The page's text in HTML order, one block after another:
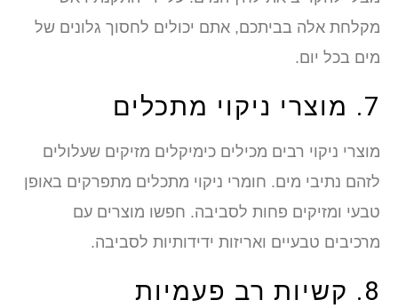
מקלחת אלה בביתכם, אתם יכולים לחסוך גלונים של
מים בכל יום.
7. מוצרי ניקוי מתכלים
מוצרי ניקוי רבים מכילים כימיקלים מזיקים שעלולים
לזהם נתיבי מים. חומרי ניקוי מתכלים מתפרקים באופן
טבעי ומזיקים פחות לסביבה. חפשו מוצרים עם
מרכיבים טבעיים ואריזות ידידותיות לסביבה.
8. קשיות רב פעמיות